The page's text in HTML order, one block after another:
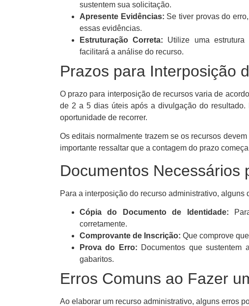
sustentem sua solicitação.
Apresente Evidências: Se tiver provas do
essas evidências.
Estruturação Correta: Utilize uma estrutura
facilitará a análise do recurso.
Prazos para Interposição
O prazo para interposição de recursos varia de
de 2 a 5 dias úteis após a divulgação do
oportunidade de recorrer.
Os editais normalmente trazem se os recursos
importante ressaltar que a contagem do prazo
Documentos Necessários
Para a interposição do recurso administrativo,
Cópia do Documento de Identidade:
corretamente.
Comprovante de Inscrição: Que comprove
Prova do Erro: Documentos que sustentem
gabaritos.
Erros Comuns ao Fazer
Ao elaborar um recurso administrativo, alguns erros